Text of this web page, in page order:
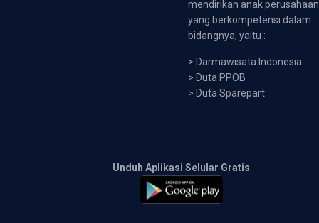
mendirikan anak perusahaan
yang berkompetensi dalam
bidangnya, yaitu :
> Darmawisata Indonesia
> Duta PPOB
> Duta Sparepart
Unduh Aplikasi Selular Gratis